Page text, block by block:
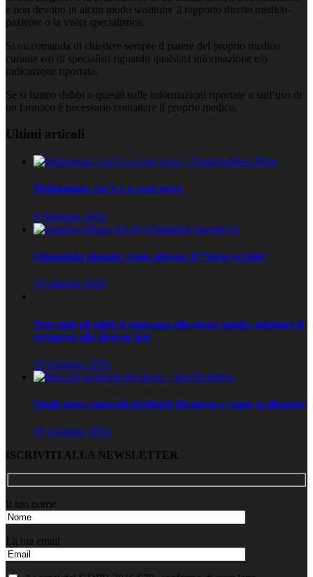
e non devono in alcun modo sostituire il rapporto diretto medico-
paziente o la visita specialistica.
Si raccomanda di chiedere sempre il parere del proprio medico
curante e/o di specialisti riguardo qualsiasi informazione e/o
indicazione riportata.
Se si hanno dubbi o quesiti sulle informazioni riportate o sull’uso di
un farmaco è necessario contattare il proprio medico.
Ultimi articoli
Melatonina: cos’è e a cosa serve
9 Febbraio 2026
Ghiandola pineale: come attivare il “terzo occhio”
3 Febbraio 2026
Non tutti gli atleti si stancano allo stesso modo: adattare il
recupero alle diverse fasi
22 Gennaio 2026
Quali sono i muscoli profondi del dorso e come si allenano
20 Gennaio 2026
ISCRIVITI ALLA NEWSLETTER
Il tuo nome
La tua email